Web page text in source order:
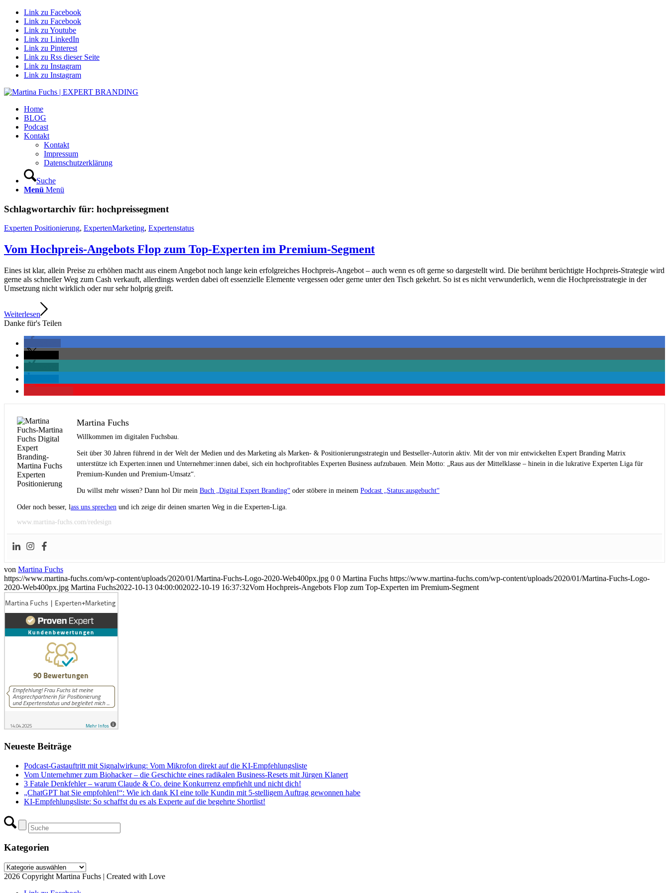
Link zu Facebook
Link zu Facebook
Link zu Youtube
Link zu LinkedIn
Link zu Pinterest
Link zu Rss dieser Seite
Link zu Instagram
Link zu Instagram
Home
BLOG
Podcast
Kontakt
Kontakt
Impressum
Datenschutzerklärung
Suche
Menü Menü
Schlagwortarchiv für: hochpreissegment
Experten Positionierung, ExpertenMarketing, Expertenstatus
Vom Hochpreis-Angebots Flop zum Top-Experten im Premium-Segment
Eines ist klar, allein Preise zu erhöhen macht aus einem Angebot noch lange kein erfolgreiches Hochpreis-Angebot – auch wenn es oft gerne so dargestellt wird. Die berühmt berüchtigte Hochpreis-Strategie wird
gerne als schneller Weg zum Cash verkauft, allerdings werden dabei oft essenzielle Elemente vergessen oder gerne unter den Tisch gekehrt. So ist es nicht verwunderlich, wenn die Hochpreisstrategie in der
Umsetzung nicht wirklich oder nur sehr holprig greift.
Weiterlesen
Danke für's Teilen
Martina Fuchs
Willkommen im digitalen Fuchsbau.
Seit über 30 Jahren führend in der Welt der Medien und des Marketing als Marken- & Positionierungsstrategin und Bestseller-Autorin aktiv. Mit der von mir entwickelten Expert Branding Matrix
unterstütze ich Experten:innen und Unternehmer:innen dabei, sich ein hochprofitables Experten Business aufzubauen. Mein Motto: „Raus aus der Mittelklasse – hinein in die lukrative Experten Liga für
Premium-Kunden und Premium-Umsatz“.
Du willst mehr wissen? Dann hol Dir mein Buch „Digital Expert Branding“ oder stöbere in meinem Podcast „Status:ausgebucht“
Oder noch besser, lass uns sprechen und ich zeige dir deinen smarten Weg in die Experten-Liga.
www.martina-fuchs.com/redesign
von Martina Fuchs
https://www.martina-fuchs.com/wp-content/uploads/2020/01/Martina-Fuchs-Logo-2020-Web400px.jpg 0 0 Martina Fuchs https://www.martina-fuchs.com/wp-content/uploads/2020/01/Martina-Fuchs-Logo-
2020-Web400px.jpg Martina Fuchs2022-10-13 04:00:002022-10-19 16:37:32Vom Hochpreis-Angebots Flop zum Top-Experten im Premium-Segment
Neueste Beiträge
Podcast-Gastauftritt mit Signalwirkung: Vom Mikrofon direkt auf die KI-Empfehlungsliste
Vom Unternehmer zum Biohacker – die Geschichte eines radikalen Business-Resets mit Jürgen Klanert
3 Fatale Denkfehler – warum Claude & Co. deine Konkurrenz empfiehlt und nicht dich!
„ChatGPT hat Sie empfohlen!“: Wie ich dank KI eine tolle Kundin mit 5-stelligem Auftrag gewonnen habe
KI-Empfehlungsliste: So schaffst du es als Experte auf die begehrte Shortlist!
Kategorien
Kategorien
2026 Copyright Martina Fuchs | Created with Love